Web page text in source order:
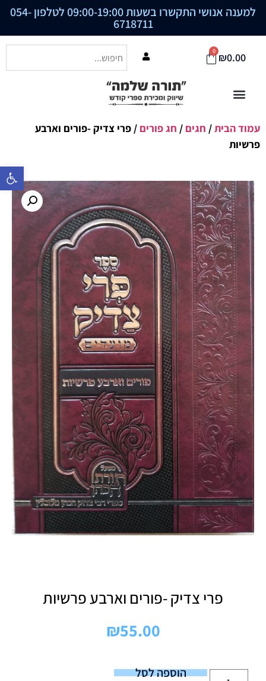
פתח סרגל
למענה אנושי התקשרו בשעות 09:00-19:00 לטלפון 054-
6718711
₪0.00
0
עמוד הבית/ חגים / חג פורים / פרי צדיק -פורים וארבע
פרשיות
פרי צדיק -פורים וארבע פרשיות
₪55.00
הוספה לסל